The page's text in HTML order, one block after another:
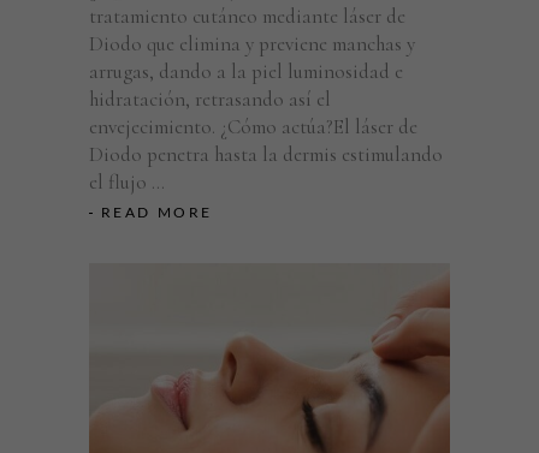
tratamiento cutáneo mediante láser de
Diodo que elimina y previene manchas y
arrugas, dando a la piel luminosidad e
hidratación, retrasando así el
envejecimiento. ¿Cómo actúa?El láser de
Diodo penetra hasta la dermis estimulando
el flujo
READ MORE